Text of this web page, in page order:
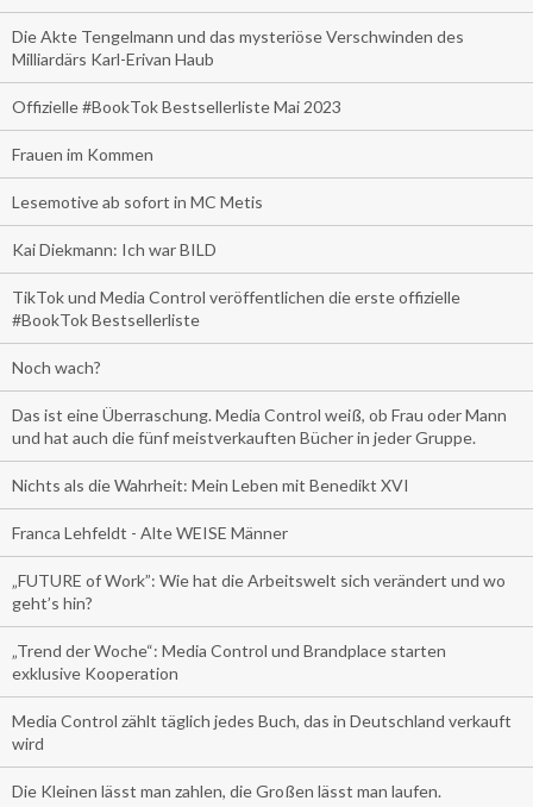
Die Akte Tengelmann und das mysteriöse Verschwinden des
Milliardärs Karl-Erivan Haub
Offizielle #BookTok Bestsellerliste Mai 2023
Frauen im Kommen
Lesemotive ab sofort in MC Metis
Kai Diekmann: Ich war BILD
TikTok und Media Control veröffentlichen die erste offizielle
#BookTok Bestsellerliste
Noch wach?
Das ist eine Überraschung. Media Control weiß, ob Frau oder Mann
und hat auch die fünf meistverkauften Bücher in jeder Gruppe.
Nichts als die Wahrheit: Mein Leben mit Benedikt XVI
Franca Lehfeldt - Alte WEISE Männer
„FUTURE of Work”: Wie hat die Arbeitswelt sich verändert und wo
geht’s hin?
„Trend der Woche“: Media Control und Brandplace starten
exklusive Kooperation
Media Control zählt täglich jedes Buch, das in Deutschland verkauft
wird
Die Kleinen lässt man zahlen, die Großen lässt man laufen.